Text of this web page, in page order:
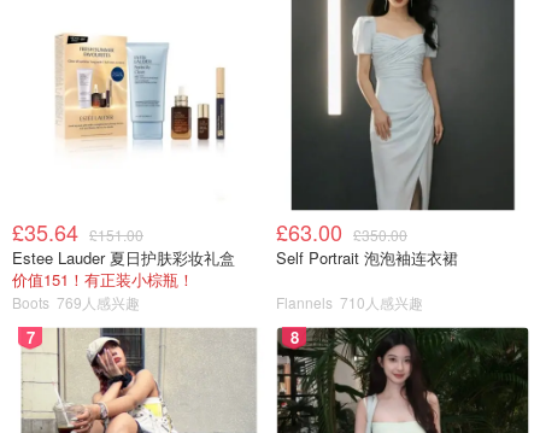
£35.64 £151.00
Estee Lauder 夏日护肤彩妆礼盒
价值151！有正装小棕瓶！
Boots 769人感兴趣
£63.00 £350.00
Self Portrait 泡泡袖连衣裙
Flannels 710人感兴趣
7 8